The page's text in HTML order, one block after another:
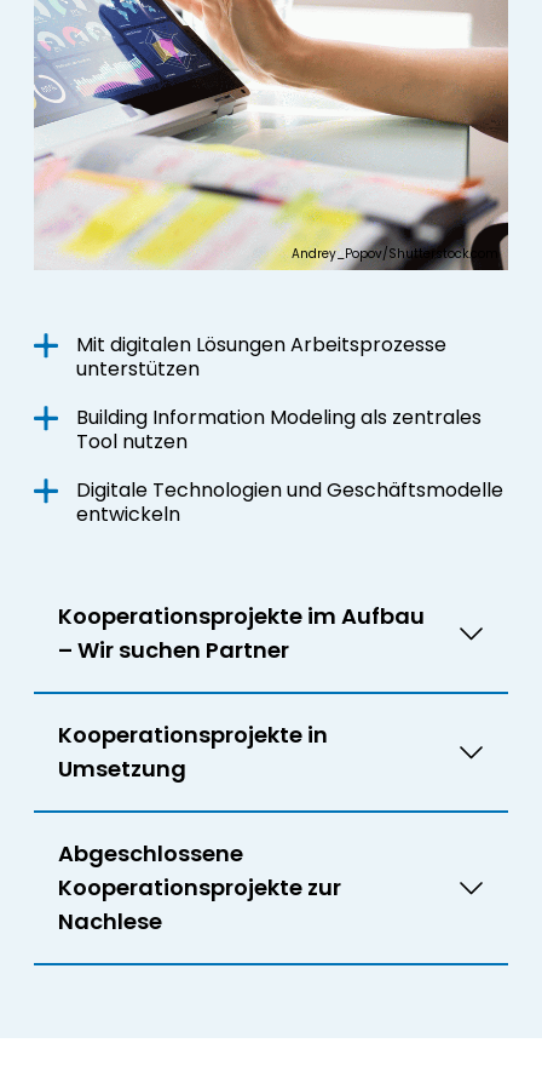
Andrey_Popov/Shutterstock.com
Mit digitalen Lösungen Arbeitsprozesse
unterstützen
Building Information Modeling als zentrales
Tool nutzen
Digitale Technologien und Geschäftsmodelle
entwickeln
Kooperationsprojekte im Aufbau
– Wir suchen Partner
Kooperationsprojekte in
Umsetzung
Abgeschlossene
Kooperationsprojekte zur
Nachlese